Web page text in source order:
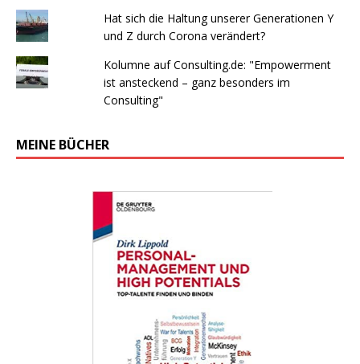
Hat sich die Haltung unserer Generationen Y
und Z durch Corona verändert?
Kolumne auf Consulting.de: "Empowerment
ist ansteckend – ganz besonders im
Consulting"
MEINE BÜCHER